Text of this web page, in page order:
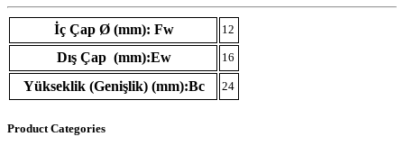
İç Çap Ø (mm): Fw 12
Dış Çap (mm):Ew 16
Yükseklik (Genişlik) (mm):Bc 24
Product Categories